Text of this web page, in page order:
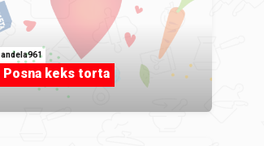
andela961
Posna keks torta